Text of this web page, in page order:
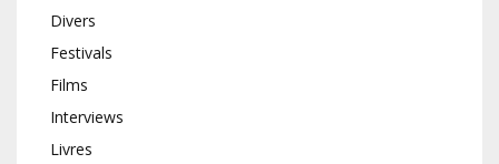
Divers
Festivals
Films
Interviews
Livres